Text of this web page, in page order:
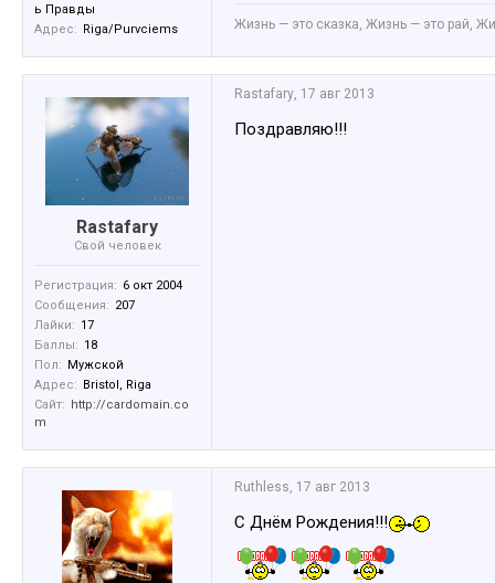
ь Правды
Адрес: Riga/Purvciems Жизнь — это сказка, Жизнь — это рай,
Rastafary
Свой человек
Регистрация: 6 окт 2004
Сообщения: 207
Лайки: 17
Баллы: 18
Пол: Мужской
Адрес: Bristol, Riga
Сайт: http://cardomain.co
m
Rastafary, 17 авг 2013
Поздравляю!!!
Ruthless 17 авг 2013
С Днём Рождения!!!